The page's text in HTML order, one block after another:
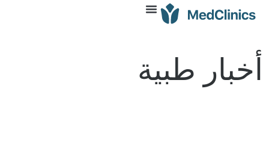
أخبار طبية